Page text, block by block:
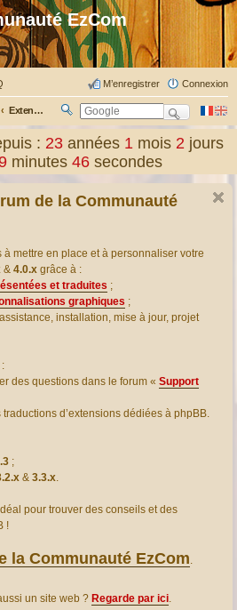
EzCom
Connexion
M’enregistrer
Extensions présentées & traduites
ch
er
: 23 années1 mois2 jours
minutes 46 secondes
de la Communauté
mettre en place et à personnaliser votre
& 4.0.x grâce à :
et traduites ;
graphiques ;
installation, mise à jour, projet
des questions dans le forum « Support
traductions d’extensions dédiées à phpBB.
;
& 3.3.x.
pour trouver des conseils et des
!
la Communauté EzCom.
un site web ? Regarde par ici.